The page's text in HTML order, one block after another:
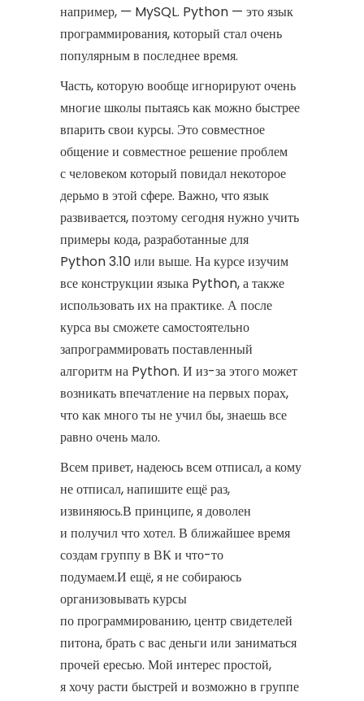
например, — MySQL. Python — это язык
программирования, который стал очень
популярным в последнее время.
Часть, которую вообще игнорируют очень
многие школы пытаясь как можно быстрее
впарить свои курсы. Это совместное
общение и совместное решение проблем
с человеком который повидал некоторое
дерьмо в этой сфере. Важно, что язык
развивается, поэтому сегодня нужно учить
примеры кода, разработанные для
Python 3.10 или выше. На курсе изучим
все конструкции языка Python, а также
использовать их на практике. А после
курса вы сможете самостоятельно
запрограммировать поставленный
алгоритм на Python. И из-за этого может
возникать впечатление на первых порах,
что как много ты не учил бы, знаешь все
равно очень мало.
Всем привет, надеюсь всем отписал, а кому
не отписал, напишите ещё раз,
извиняюсь.В принципе, я доволен
и получил что хотел. В ближайшее время
создам группу в ВК и что-то
подумаем.И ещё, я не собираюсь
организовывать курсы
по программированию, центр свидетелей
питона, брать с вас деньги или заниматься
прочей ересью. Мой интерес простой,
я хочу расти быстрей и возможно в группе